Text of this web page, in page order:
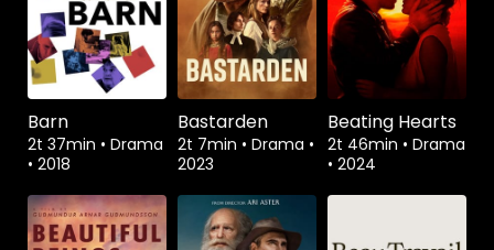
Barn
2t 37min • Drama
• 2018
Bastarden
2t 7min • Drama •
2023
Beating Hearts
2t 46min • Drama
• 2024